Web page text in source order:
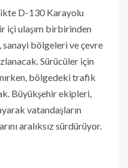
D-130 Karayolu
içi ulaşım birbirinden
bölgeleri ve çevre
Sürücüler için
bölgedeki trafik
Büyükşehir ekipleri,
vatandaşların
aralıksız sürdürüyor.